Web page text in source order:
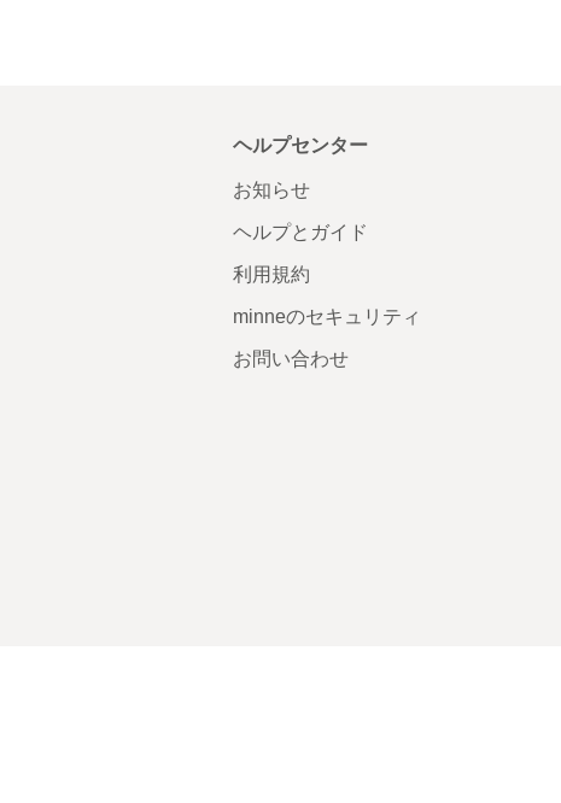
ヘルプセンター
お知らせ
ヘルプとガイド
利用規約
minneのセキュリティ
お問い合わせ